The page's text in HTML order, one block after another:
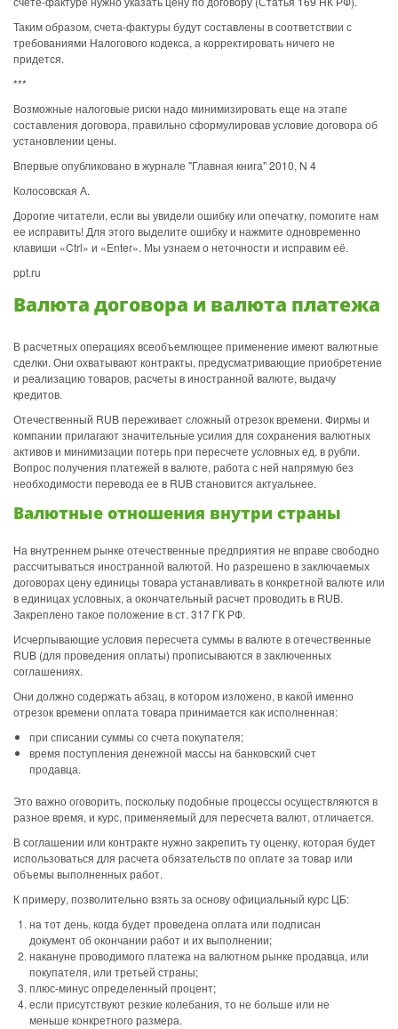
Таким образом, счета-фактуры будут составлены в соответствии с
требованиями Налогового кодекса, а корректировать ничего не
придется.
***
Возможные налоговые риски надо минимизировать еще на этапе
составления договора, правильно сформулировав условие договора об
установлении цены.
Впервые опубликовано в журнале "Главная книга" 2010, N 4
Колосовская А.
Дорогие читатели, если вы увидели ошибку или опечатку, помогите нам
ее исправить! Для этого выделите ошибку и нажмите одновременно
клавиши «Ctrl» и «Enter». Мы узнаем о неточности и исправим её.
ppt.ru
Валюта договора и валюта платежа
В расчетных операциях всеобъемлющее применение имеют валютные
сделки. Они охватывают контракты, предусматривающие приобретение
и реализацию товаров, расчеты в иностранной валюте, выдачу
кредитов.
Отечественный RUB переживает сложный отрезок времени. Фирмы и
компании прилагают значительные усилия для сохранения валютных
активов и минимизации потерь при пересчете условных ед. в рубли.
Вопрос получения платежей в валюте, работа с ней напрямую без
необходимости перевода ее в RUB становится актуальнее.
Валютные отношения внутри страны
На внутреннем рынке отечественные предприятия не вправе свободно
рассчитываться иностранной валютой. Но разрешено в заключаемых
договорах цену единицы товара устанавливать в конкретной валюте или
в единицах условных, а окончательный расчет проводить в RUB.
Закреплено такое положение в ст. 317 ГК РФ.
Исчерпывающие условия пересчета суммы в валюте в отечественные
RUB (для проведения оплаты) прописываются в заключенных
соглашениях.
Они должно содержать абзац, в котором изложено, в какой именно
отрезок времени оплата товара принимается как исполненная:
при списании суммы со счета покупателя;
время поступления денежной массы на банковский счет
продавца.
Это важно оговорить, поскольку подобные процессы осуществляются в
разное время, и курс, применяемый для пересчета валют, отличается.
В соглашении или контракте нужно закрепить ту оценку, которая будет
использоваться для расчета обязательств по оплате за товар или
объемы выполненных работ.
К примеру, позволительно взять за основу официальный курс ЦБ:
на тот день, когда будет проведена оплата или подписан
документ об окончании работ и их выполнении;
накануне проводимого платежа на валютном рынке продавца, или
покупателя, или третьей страны;
плюс-минус определенный процент;
если присутствуют резкие колебания, то не больше или не
меньше конкретного размера.